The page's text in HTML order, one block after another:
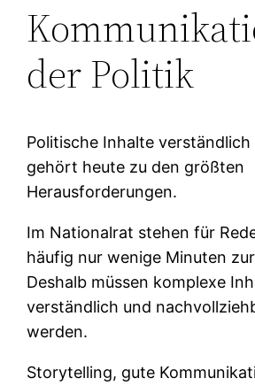
der Politik
Politische Inhalte
gehört heute zu den größten
Herausforderungen.
Im Nationalrat stehen für
häufig nur wenige Minuten
Deshalb müssen komplexe
verständlich und
werden.
Storytelling, gute